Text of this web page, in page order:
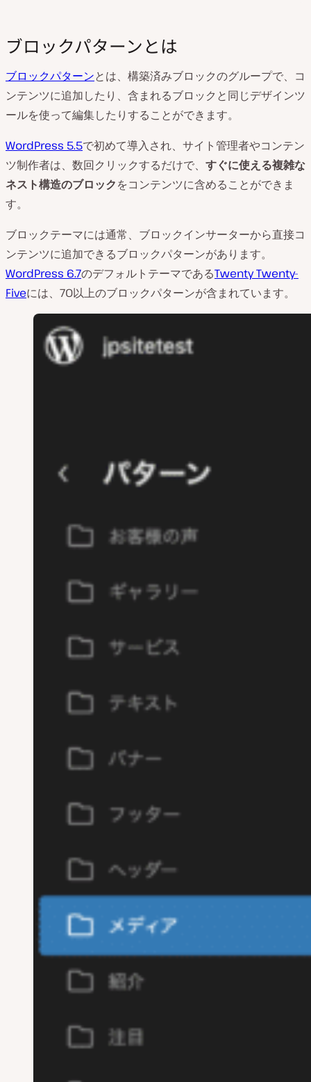
ブロックパターンとは
ブロックパターンとは、構築済みブロックのグループで、コ
ンテンツに追加したり、含まれるブロックと同じデザインツ
ールを使って編集したりすることができます。
WordPress 5.5で初めて導入され、サイト管理者やコンテン
ツ制作者は、数回クリックするだけで、 すぐに使える複雑な
ネスト構造のブロックをコンテンツに含めることができま
す。
ブロックテーマには通常、ブロックインサーターから直接コ
ンテンツに追加できるブロックパターンがあります。
WordPress 6.7のデフォルトテーマであるTwenty Twenty-
Fiveには、70以上のブロックパターンが含まれています。